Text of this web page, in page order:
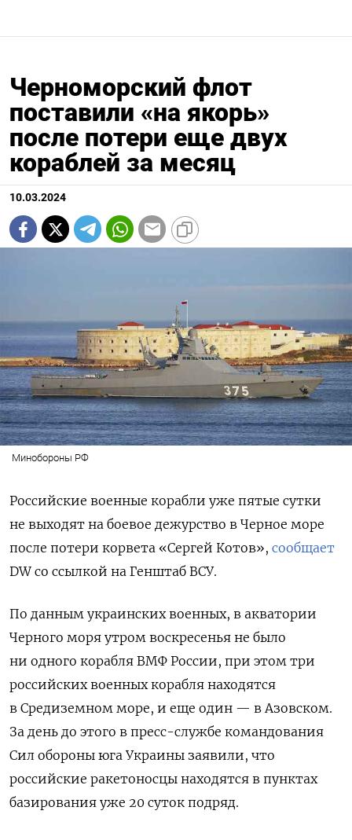
Черноморский флот
поставили «на якорь»
после потери еще двух
кораблей за месяц
10.03.2024
Минобороны РФ
Российские военные корабли уже пятые сутки
не выходят на боевое дежурство в Черное море
после потери корвета «Сергей Котов», сообщает
DW со ссылкой на Генштаб ВСУ.
По данным украинских военных, в акватории
Черного моря утром воскресенья не было
ни одного корабля ВМФ России, при этом три
российских военных корабля находятся
в Средиземном море, и еще один — в Азовском.
За день до этого в пресс-службе командования
Сил обороны юга Украины заявили, что
российские ракетоносцы находятся в пунктах
базирования уже 20 суток подряд.